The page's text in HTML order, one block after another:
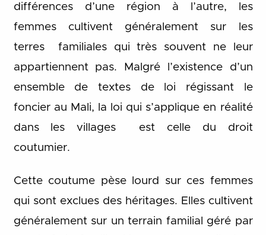
différences d’une région à l’autre, les
femmes cultivent généralement sur les
terres familiales qui très souvent ne leur
appartiennent pas. Malgré l’existence d’un
ensemble de textes de loi régissant le
foncier au Mali, la loi qui s’applique en réalité
dans les villages est celle du droit
coutumier.
Cette coutume pèse lourd sur ces femmes
qui sont exclues des héritages. Elles cultivent
généralement sur un terrain familial géré par